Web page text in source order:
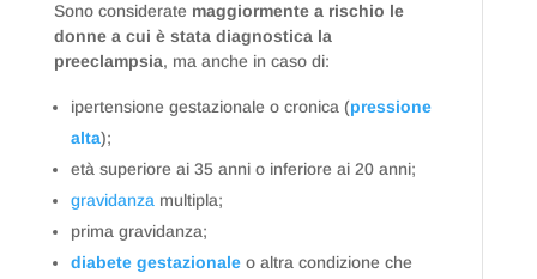
Sono considerate maggiormente a rischio le
donne a cui è stata diagnostica la
preeclampsia, ma anche in caso di:
ipertensione gestazionale o cronica (pressione
alta);
età superiore ai 35 anni o inferiore ai 20 anni;
gravidanzamultipla;
prima gravidanza;
diabete gestazionaleo altra condizione che